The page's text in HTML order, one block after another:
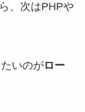
、次はPHPや
いのがロー